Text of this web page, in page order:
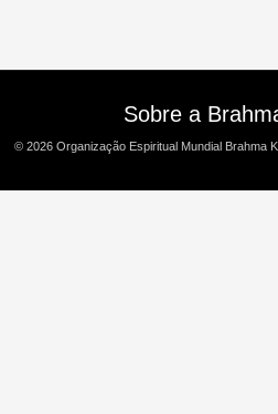
Sobre a
© 2026 Organização Espiritual Mundial Brahma